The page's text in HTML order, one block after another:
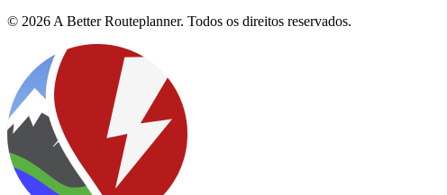
© 2026 A Better Routeplanner. Todos os direitos reservados.